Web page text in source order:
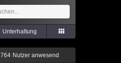
Unterhaltung
764 Nutzer anwesend